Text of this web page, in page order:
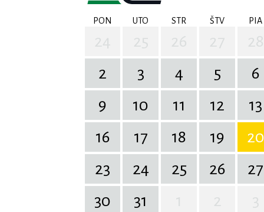
PON UTO STR ŠTV PIA
2
3 4 5 6
9
10 11 12 13
16
17 18 19 20
23
24 25 26 27
30
31